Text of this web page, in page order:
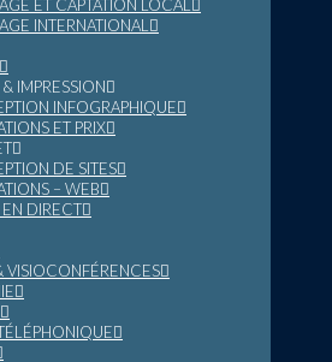
ET CAPTATION LOCAL
INTERNATIONAL
IMPRESSION
INFOGRAPHIQUE
ET PRIX
DE SITES
– WEB
DIRECT
VISIOCONFÉRENCES